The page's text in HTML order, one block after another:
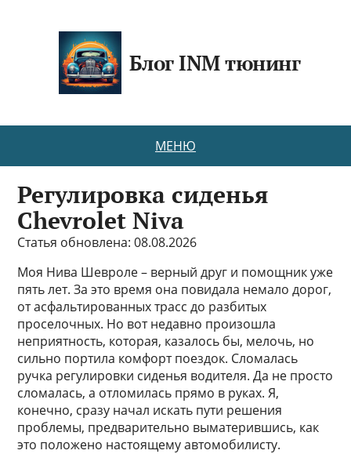
Блог INM тюнинг
МЕНЮ
Регулировка сиденья
Chevrolet Niva
Статья обновлена: 08.08.2026
Моя Нива Шевроле – верный друг и помощник уже
пять лет. За это время она повидала немало дорог,
от асфальтированных трасс до разбитых
проселочных. Но вот недавно произошла
неприятность, которая, казалось бы, мелочь, но
сильно портила комфорт поездок. Сломалась
ручка регулировки сиденья водителя. Да не просто
сломалась, а отломилась прямо в руках. Я,
конечно, сразу начал искать пути решения
проблемы, предварительно выматерившись, как
это положено настоящему автомобилисту.